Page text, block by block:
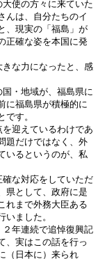
使の方々に来ていた
んは、自分たちのイ
、現実の「福島」が
正確な姿を本国に発
な力になったと、感
・地域が、福島県に
に福島県が積極的に
す。
迎えているわけであ
題だけではなく、外
いるというのが、私
な対応をしていただ
県として、政府に是
れまで外務大臣ある
ました。
年連続で追悼復興記
、実はこの話を行っ
（日本に）来られ